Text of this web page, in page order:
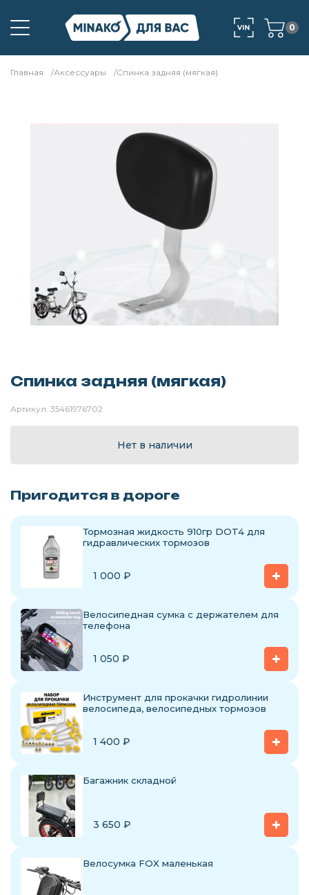
0
Главная Аксессуары Спинка задняя (мягкая)
Спинка задняя (мягкая)
Артикул: 35461976702
Нет в наличии
Пригодится в дороге
Тормозная жидкость 910гр DOT4 для
гидравлических тормозов
1 000 ₽
Велосипедная сумка с держателем для
телефона
1 050 ₽
Инструмент для прокачки гидролинии
велосипеда, велосипедных тормозов
1 400 ₽
Багажник складной
3 650 ₽
Велосумка FOX маленькая